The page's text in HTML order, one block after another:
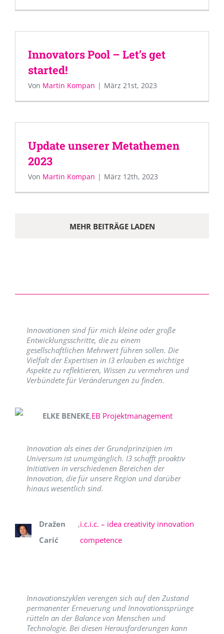
Innovators Pool – Let’s get
started!
Von Martin Kompan | März 21st, 2023
Update unserer Metathemen
2023
Von Martin Kompan | März 12th, 2023
MEHR BEITRÄGE LADEN
Innovationen sind für mich kleine oder große
Entwicklungsschritte, die zu einem
gesellschaftlichen Mehrwert führen sollen. Die
Vielfalt der Expertisen in I3 erlauben es wichtige
Aspekte zu reflektieren, Wissen zu vermehren und
Verbündete für Veränderungen zu finden.
ELKE BENEKE,EB Projektmanagement
Innovation als eines der Grundprinzipien im
Universum ist unumgänglich. I3 schafft proaktiv
Initiativen in verschiedenen Bereichen der
Innovation, die für unsere Region und darüber
hinaus wesentlich sind.
Dražen
Carić
,i.c.i.c. – idea creativity innovation
competence
Innovationszyklen verengen sich auf den Zustand
permanenter Erneuerung und Innovationssprünge
rütteln an der Balance von Menschen und
Technologie. Bei diesen Herausforderungen kann